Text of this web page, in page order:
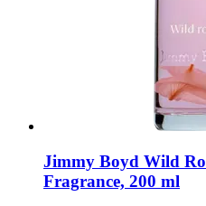
Jimmy Boyd Wild
Fragrance, 200 ml